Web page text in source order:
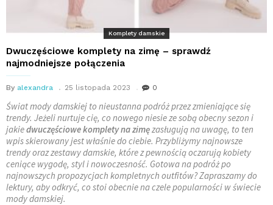
Komplety damskie
Dwuczęściowe komplety na zimę – sprawdź
najmodniejsze połączenia
By alexandra 25 listopada 2023 0
Świat mody damskiej to nieustanna podróż przez zmieniające się
trendy. Jeżeli nurtuje cię, co nowego niesie ze sobą obecny sezon i
jakiedwuczęściowe komplety na zimęzasługują na uwagę, to ten
wpis skierowany jest właśnie do ciebie. Przybliżymy najnowsze
trendy oraz zestawy damskie, które z pewnością oczarują kobiety
ceniące wygodę, styl i nowoczesność. Gotowa na podróż po
najnowszych propozycjach kompletnych outfitów? Zapraszamy do
lektury, aby odkryć, co stoi obecnie na czele popularności w świecie
mody damskiej.